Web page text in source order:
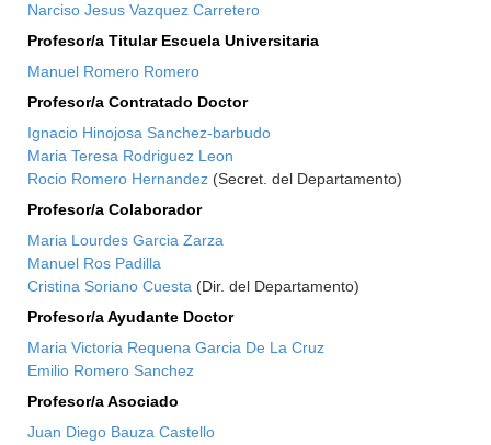
Narciso Jesus Vazquez Carretero
Profesor/a Titular Escuela Universitaria
Manuel Romero Romero
Profesor/a Contratado Doctor
Ignacio Hinojosa Sanchez-barbudo
Maria Teresa Rodriguez Leon
Rocio Romero Hernandez (Secret. del Departamento)
Profesor/a Colaborador
Maria Lourdes Garcia Zarza
Manuel Ros Padilla
Cristina Soriano Cuesta (Dir. del Departamento)
Profesor/a Ayudante Doctor
Maria Victoria Requena Garcia De La Cruz
Emilio Romero Sanchez
Profesor/a Asociado
Juan Diego Bauza Castello